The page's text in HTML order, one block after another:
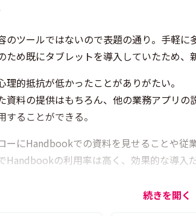
のツールではないので表題の通り。手軽に
ため既にタブレットを導入していたため
理的抵抗が低かったことがありがたい。
資料の提供はもちろん、他の業務アプリ
ることができる。
ーにHandbookでの資料を見せることや従
Handbookの利用率は高く、効果的な導入
続きを開く